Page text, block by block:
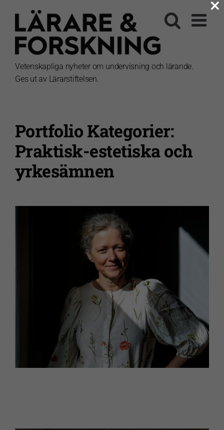
innehållet
Vetenskapliga nyheter om undervisning och lärande.
Ges ut av Lärarstiftelsen.
Portfolio Kategorier:
Praktisk-estetiska och
yrkesämnen